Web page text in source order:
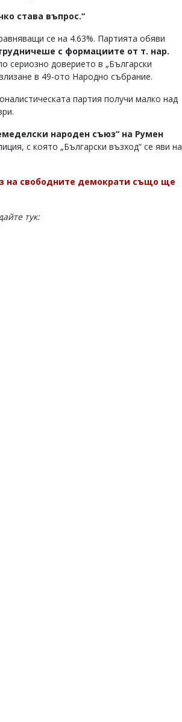
става въпрос.“
се на 4.63%. Партията обяви
с формациите от т. нар.
сериозно доверието в „Български
в 49-ото Народно събрание.
партия получи малко над
народен съюз“ на Румен
с която „Български възход“ се яви на
на свободните демократи също ще
тук: